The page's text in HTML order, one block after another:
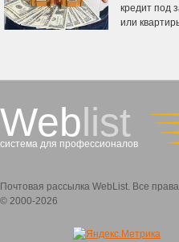
кредит под
или
Weblist
система для профессионалов
Почтовая рассылка WebList. Все
© 2000-2026